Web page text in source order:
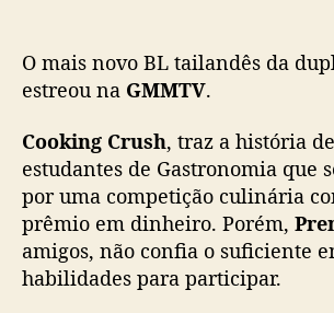
O mais novo BL tailandês da
estreou na GMMTV.
Cooking Crush, traz a história
estudantes de Gastronomia que
por uma competição culinária
prêmio em dinheiro. Porém,
amigos, não confia o suficiente
habilidades para participar.